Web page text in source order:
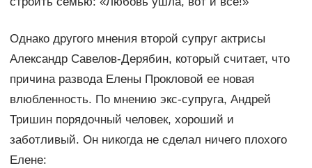
Однако другого мнения второй супруг актрисы
Александр Савелов-Дерябин, который считает, что
причина развода Елены Прокловой ее новая
влюбленность. По мнению экс-супруга, Андрей
Тришин порядочный человек, хороший и
заботливый. Он никогда не сделал ничего плохого
Елене: